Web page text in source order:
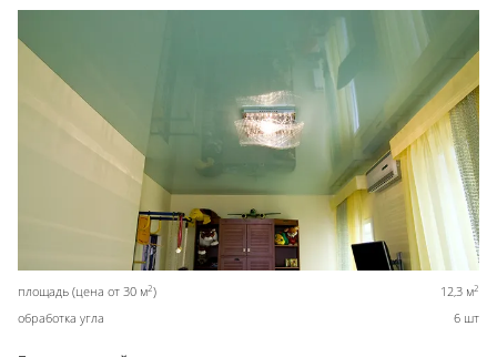
площадь (цена от 30 м2) 12,3 м2
обработка угла 6 шт